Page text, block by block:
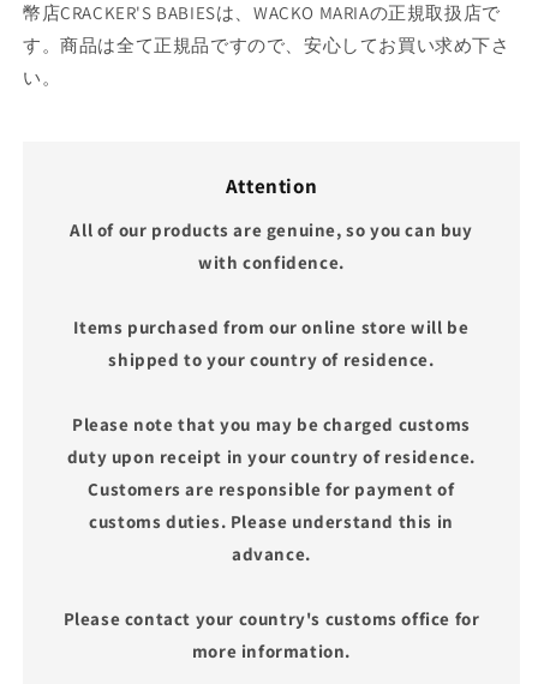
幣店CRACKER'S BABIESは、WACKO MARIAの正規取扱店で
す。商品は全て正規品ですので、安心してお買い求め下さ
い。
Attention
All of our products are genuine, so you can buy
with confidence.
Items purchased from our online store will be
shipped to your country of residence.
Please note that you may be charged customs
duty upon receipt in your country of residence.
Customers are responsible for payment of
customs duties. Please understand this in
advance.
Please contact your country's customs office for
more information.